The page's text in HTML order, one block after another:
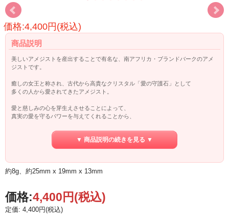
価格:4,400円(税込)
商品説明
美しいアメジストを産出することで有名な、南アフリカ・ブランドバークのアメ
ジストです。
癒しの女王と称され、古代から高貴なクリスタル「愛の守護石」として
多くの人から愛されてきたアメジスト。
愛と慈しみの心を芽生えさせることによって、
真実の愛を守るパワーを与えてくれることから、
また、アメジストの一番の特徴は、ストレスで疲れた心を癒し、落ち着かせ、
穏やかな安らぎを与えてくれるといわれる、癒しのパワー。
傷つたハートにやすらぎのエネルギーを与えてくれるでしょう。
されている人にお勧めです。
さらには、インスピレーション、直観力を強力に高めるパワーがあるので、
身近に置いたり、持ったりするのもいいでしょう。
瞑想する時や、チャネリングにも力を貸してくれることでしょう。
▼ 商品説明の続きを見る ▼
約8g、約25mm x 19mm x 13mm
価格:4,400円(税込)
定価: 4,400円(税込)